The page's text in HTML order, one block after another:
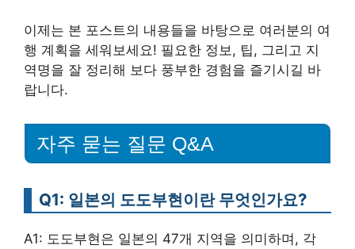
이제는 본 포스트의 내용들을 바탕으로 여러분의 여
행 계획을 세워보세요! 필요한 정보, 팁, 그리고 지
역명을 잘 정리해 보다 풍부한 경험을 즐기시길 바
랍니다.
자주 묻는 질문 Q&A
Q1: 일본의 도도부현이란 무엇인가요?
A1: 도도부현은 일본의 47개 지역을 의미하며, 각